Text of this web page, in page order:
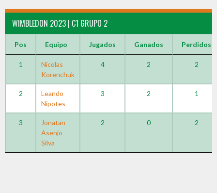
WIMBLEDON 2023 | C1 GRUPO 2
Pos Equipo Jugados Ganados Perdidos
1
Nicolas
Korenchuk
4 2 2
2
Leando
Nipotes
3 2 1
3
Jonatan
Asenjo
Silva
2 0 2